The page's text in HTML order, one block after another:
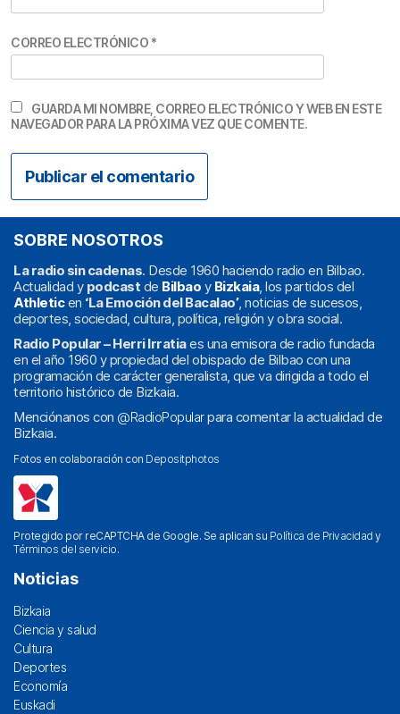
CORREO ELECTRÓNICO *
GUARDA MI NOMBRE, CORREO ELECTRÓNICO Y WEB EN ESTE
NAVEGADOR PARA LA PRÓXIMA VEZ QUE COMENTE.
SOBRE NOSOTROS
La radio sin cadenas. Desde 1960 haciendo radio en Bilbao.
Actualidad y podcast de Bilbao y Bizkaia, los partidos del
Athleticen ‘La Emoción del Bacalao’, noticias de sucesos,
deportes, sociedad, cultura, política, religión y obra social.
Radio Popular – Herri Irratiaes una emisora de radio fundada
en el año 1960 y propiedad del obispado de Bilbao con una
programación de carácter generalista, que va dirigida a todo el
territorio histórico de Bizkaia.
Menciónanos con @RadioPopularpara comentar la actualidad de
Bizkaia.
Fotos en colaboración con Depositphotos
Protegido por reCAPTCHA de Google. Se aplican su Política de Privacidad y
Términos del servicio.
Noticias
Bizkaia
Ciencia y salud
Cultura
Deportes
Economía
Euskadi